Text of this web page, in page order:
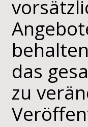
das
zu